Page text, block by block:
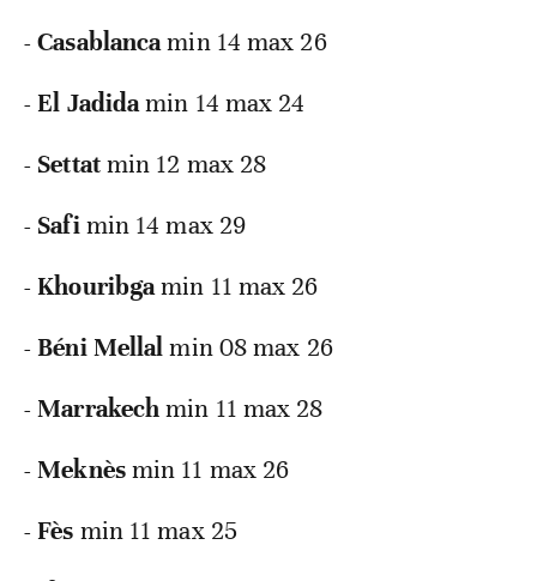
- Casablancamin 14 max 26
- El Jadidamin 14 max 24
- Settatmin 12 max 28
- Safimin 14 max 29
- Khouribgamin 11 max 26
- Béni Mellalmin 08 max 26
- Marrakechmin 11 max 28
- Meknèsmin 11 max 26
- Fès min 11 max 25